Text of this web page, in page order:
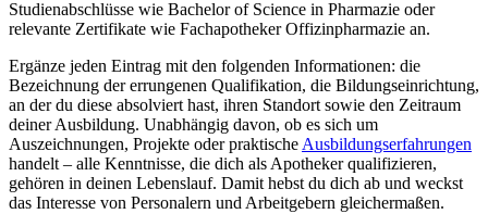
Studienabschlüsse wie Bachelor of Science in Pharmazie oder
relevante Zertifikate wie Fachapotheker Offizinpharmazie an.
Ergänze jeden Eintrag mit den folgenden Informationen: die
Bezeichnung der errungenen Qualifikation, die Bildungseinrichtung,
an der du diese absolviert hast, ihren Standort sowie den Zeitraum
deiner Ausbildung. Unabhängig davon, ob es sich um
Auszeichnungen, Projekte oder praktische Ausbildungs­erfahrungen
handelt – alle Kenntnisse, die dich als Apotheker qualifizieren,
gehören in deinen Lebenslauf. Damit hebst du dich ab und weckst
das Interesse von Personalern und Arbeitgebern gleichermaßen.